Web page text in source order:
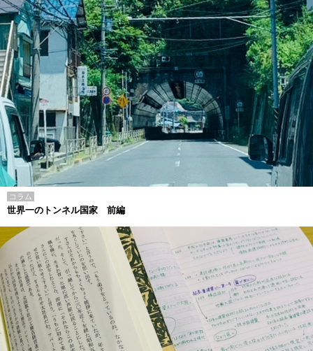
コラム
世界一のトンネル国家 前編